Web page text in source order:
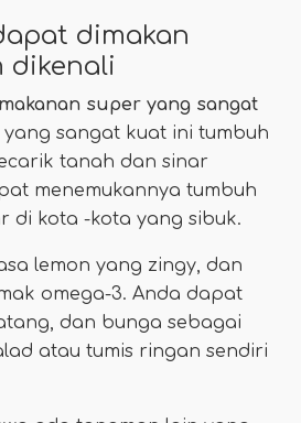
dimakan
dikenali
super yang sangat
yang sangat kuat ini tumbuh
tanah dan sinar
menemukannya tumbuh
di kota -kota yang sibuk.
lemon yang zingy, dan
omega-3. Anda dapat
dan bunga sebagai
atau tumis ringan sendiri